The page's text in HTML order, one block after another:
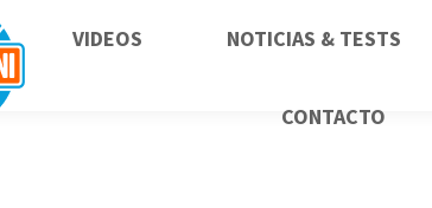
VIDEOS NOTICIAS & TESTS
CONTACTO